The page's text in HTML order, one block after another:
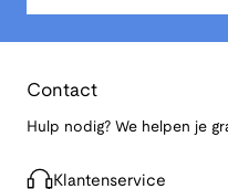
Contact
Hulp nodig? We helpen je
Klantenservice